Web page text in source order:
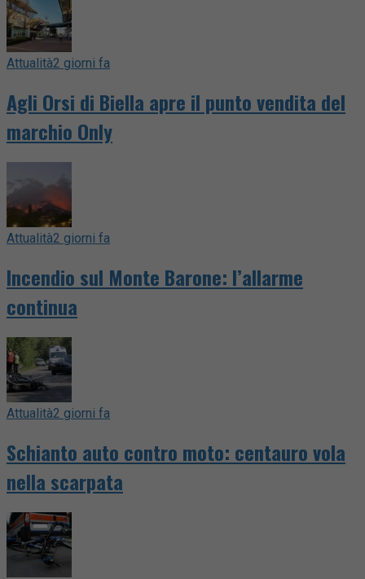
Attualità2 giorni fa
Agli Orsi di Biella apre il punto vendita del
marchio Only
Attualità2 giorni fa
Incendio sul Monte Barone: l’allarme
continua
Attualità2 giorni fa
Schianto auto contro moto: centauro vola
nella scarpata